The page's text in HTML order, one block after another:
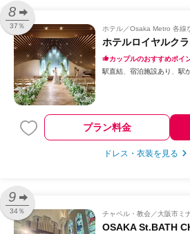
8
37％ ホテル Osaka Metro 各線
ホテルロイヤルク
カップルのおすすめポイ
駅直結
宿泊施設あり 駅
プラン料金
ドレス・衣装を見る
9
34％ チャペル・教会 大阪市ミ
OSAKA St.BATH